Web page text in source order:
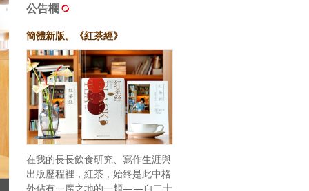
公告欄
簡體新版。《紅茶經》
在我的長長飲食研究、寫作生涯與
出版歷程裡，紅茶，始終是此中格
外佔有一席之地的一類——自二十